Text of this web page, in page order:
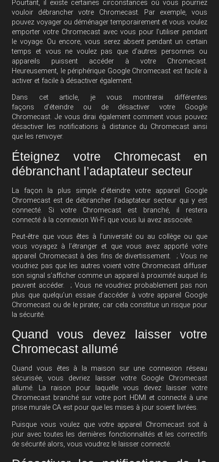
Pourtant, il existe certaines circonstances où vous pourriez
vouloir débrancher votre Chromecast. Par exemple, vous
pouvez voyager ou déménager temporairement et vous voulez
emporter votre Chromecast avec vous pour l’utiliser pendant
le voyage. Ou encore, vous serez absent pendant un certain
temps et vous ne voulez pas que d’autres personnes ou
appareils puissent accéder à votre Chromecast.
Heureusement, le périphérique Google Chromecast est facile à
activer et facile à désactiver également.
Dans cet article, je vous montrerai différentes
façons d’éteindre ou de désactiver votre Google
Chromecast. Je vous dirai également comment vous pouvez
désactiver les notifications à distance du Chromecast ainsi
que les renvoyer.
Éteignez votre Chromecast en
débranchant l’adaptateur secteur
La façon la plus simple d’éteindre votre appareil Google
Chromecast est de débrancher l’adaptateur secteur qui y est
connecté. Si votre Chromecast est branché, il restera
connecté à la connexion Wi-Fi que vous lui avez associée.
Peut-être que vous êtes à l’université ou au collège ou que
vous voyagez à l’étranger et que vous avez apporté votre
appareil Chromecast à des fins de divertissement. ; Vous ne
voudriez pas que les autres voient votre Chromecast diffuser
son signal s’afficher comme un appareil à proximité auquel ils
peuvent accéder. ; Vous ne voudriez probablement pas non
plus que quelqu’un essaie d’accéder à votre appareil Google
Chromecast ou de le pirater, car cela constitue un risque pour
la sécurité.
Quand vous devez laisser votre
Chromecast allumé
Quand vous êtes à la maison sur une connexion réseau
sécurisée, vous devriez laisser votre Google Chromecast
allumé. La raison pour laquelle vous devez laisser votre
Chromecast branché sur votre port HDMI et connecté à une
prise murale CA est pour que les mises à jour soient livrées.
Puisque vous voulez que votre appareil Chromecast soit à
jour avec toutes les dernières fonctionnalités et les correctifs
de sécurité alors, vous voudrez le laisser connecté.